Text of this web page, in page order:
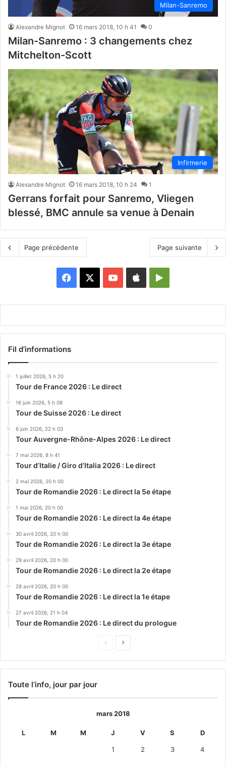
Milan-Sanremo
Alexandre Mignot 16 mars 2018, 10 h 41 0
Milan-Sanremo : 3 changements chez
Mitchelton-Scott
Infirmerie
Alexandre Mignot 16 mars 2018, 10 h 24 1
Gerrans forfait pour Sanremo, Vliegen
blessé, BMC annule sa venue à Denain
Page précédente Page suivante
Facebook YouTubeAppleGoogle
Fil d’informations
1 juillet 2026, 5 h 20
Tour de France 2026 : Le direct
16 juin 2026, 5 h 08
Tour de Suisse 2026 : Le direct
6 juin 2026, 22 h 03
Tour Auvergne-Rhône-Alpes 2026 : Le direct
7 mai 2026, 8 h 41
Tour d’Italie / Giro d’Italia 2026 : Le direct
2 mai 2026, 20 h 00
Tour de Romandie 2026 : Le direct la 5e étape
1 mai 2026, 20 h 00
Tour de Romandie 2026 : Le direct la 4e étape
30 avril 2026, 20 h 00
Tour de Romandie 2026 : Le direct la 3e étape
29 avril 2026, 20 h 00
Tour de Romandie 2026 : Le direct la 2e étape
28 avril 2026, 20 h 00
Tour de Romandie 2026 : Le direct la 1e étape
27 avril 2026, 21 h 04
Tour de Romandie 2026 : Le direct du prologue
Page
Page
Toute l’info, jour par jour
mars 2018
L M M J V S D
1 2 3 4